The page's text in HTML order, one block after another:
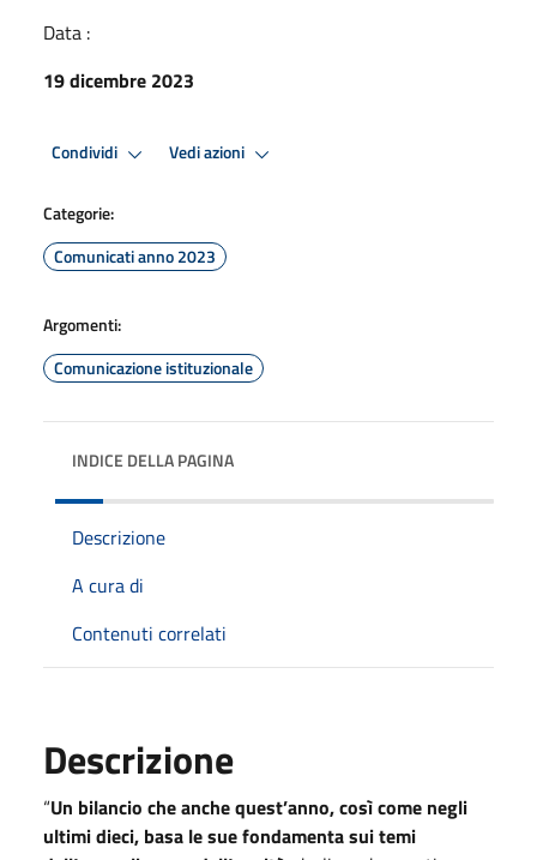
Data :
19 dicembre 2023
Condividi Vedi azioni
Categorie:
Comunicati anno 2023
Argomenti:
Comunicazione istituzionale
INDICE DELLA PAGINA
Descrizione
A cura di
Contenuti correlati
Descrizione
“Un bilancio che anche quest’anno, così come negli
ultimi dieci, basa le sue fondamenta sui temi